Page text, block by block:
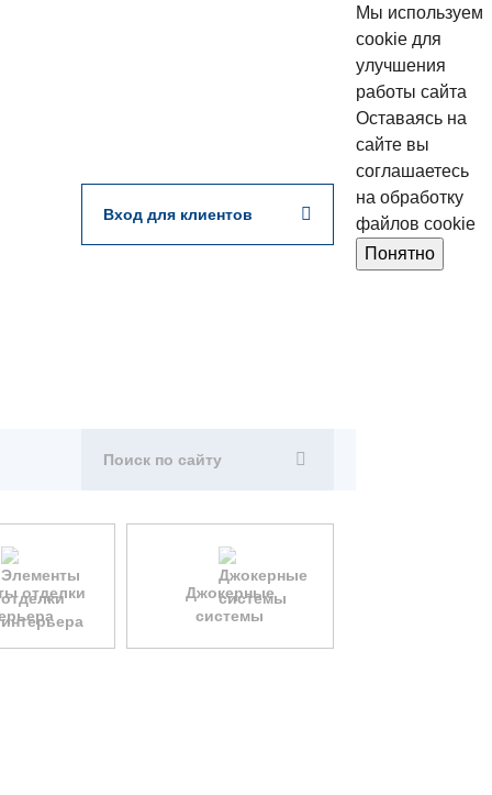
Вход для клиентов
отделки
Джокерные
системы
Мы используем
cookie для
улучшения
работы сайта
Оставаясь на
сайте вы
соглашаетесь
на обработку
файлов cookie
Понятно